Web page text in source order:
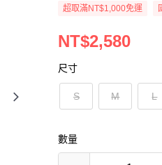
超取滿NT$1,000免運
NT$2,580
尺寸
S M L
數量